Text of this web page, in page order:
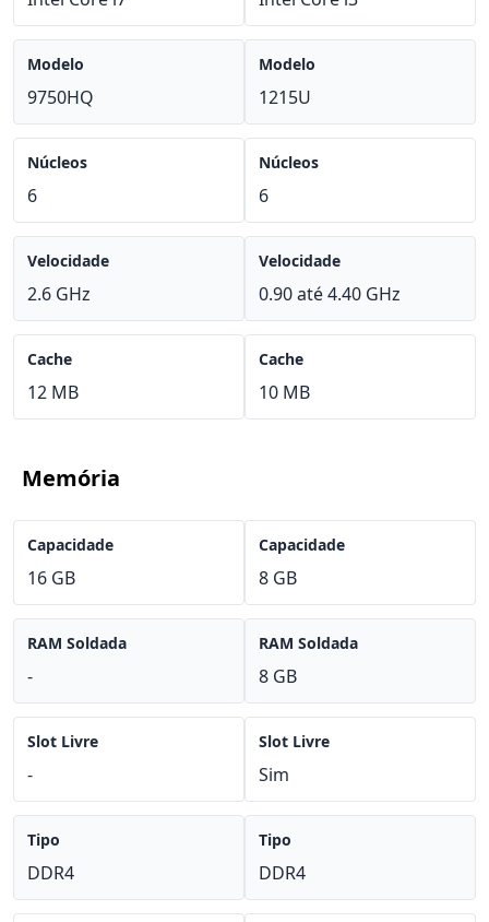
Modelo
9750HQ
Núcleos
6
Velocidade
2.6 GHz
Cache
12 MB
Modelo
1215U
Núcleos
6
Velocidade
0.90 até 4.40 GHz
Cache
10 MB
Memória
Capacidade
16 GB
RAM Soldada
-
Slot Livre
-
Tipo
DDR4
Capacidade
8 GB
RAM Soldada
8 GB
Slot Livre
Sim
Tipo
DDR4